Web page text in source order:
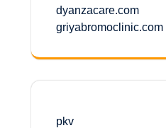
dyanzacare.com
griyabromoclinic.com
pkv